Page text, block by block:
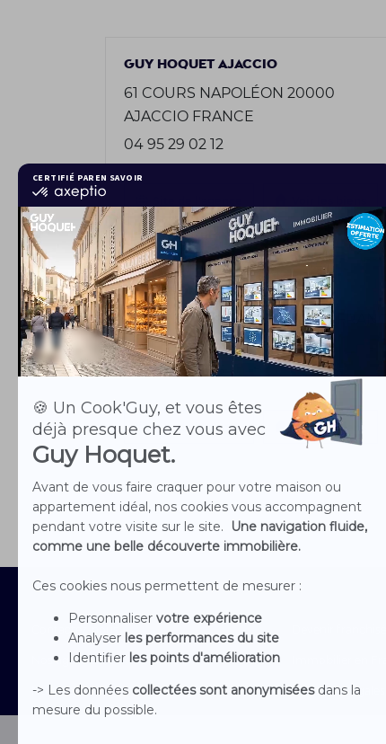
GUY HOQUET AJACCIO
61 COURS NAPOLÉON 20000
AJACCIO FRANCE
04 95 29 02 12
GUY HOQUET AMIENS
1 RUE VIVIEN 80000 AMIENS
03 75 08 95 26
Site de l'agence Voir les biens
Contactez-nous
Nos agences
Nous rejoindre
Immobilier en
Mentions Légales